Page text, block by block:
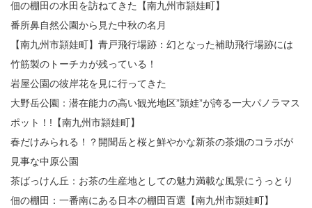
佃の棚田の水田を訪ねてきた【南九州市頴娃町】
番所鼻自然公園から見た中秋の名月
【南九州市頴娃町】青戸飛行場跡：幻となった補助飛行場跡には
竹筋製のトーチカが残っている！
岩屋公園の彼岸花を見に行ってきた
大野岳公園：潜在能力の高い観光地区”頴娃”が誇る一大パノラマス
ポット！!【南九州市頴娃町】
春だけみられる！？開聞岳と桜と鮮やかな新茶の茶畑のコラボが
見事な中原公園
茶ばっけん丘：お茶の生産地としての魅力満載な風景にうっとり
佃の棚田：一番南にある日本の棚田百選【南九州市頴娃町】